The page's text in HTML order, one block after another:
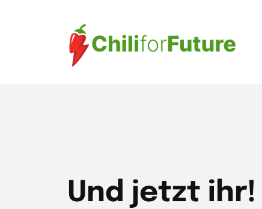
Und jetzt ihr!